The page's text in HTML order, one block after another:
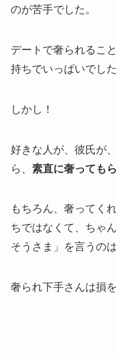
のが苦手でした。
デートで奢られるこ
持ちでいっぱいでした
しかし！
好きな人が、彼氏が
ら、 素直に奢っても
もちろん、奢ってく
ちではなくて、ちゃ
そうさま」を言うの
奢られ下手さんは損を